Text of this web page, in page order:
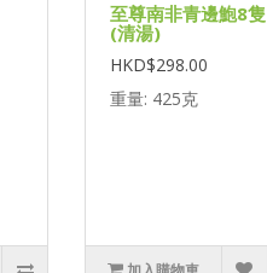
至尊南非青邊鮑8隻
(清湯)
HKD$298.00
重量: 425克